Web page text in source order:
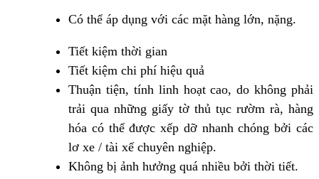
Có thể áp dụng với các mặt hàng lớn, nặng.
Tiết kiệm thời gian
Tiết kiệm chi phí hiệu quả
Thuận tiện, tính linh hoạt cao, do không phải
trải qua những giấy tờ thủ tục rườm rà, hàng
hóa có thể được xếp dỡ nhanh chóng bởi các
lơ xe / tài xế chuyên nghiệp.
Không bị ảnh hưởng quá nhiều bởi thời tiết.